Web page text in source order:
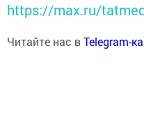
https://max.ru/
Читайте нас вTelegram-